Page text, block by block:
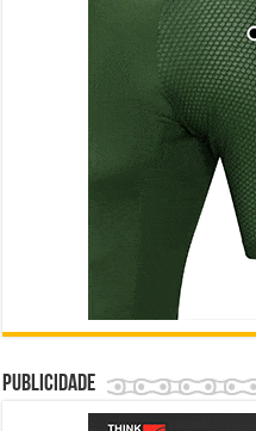
Publicidade